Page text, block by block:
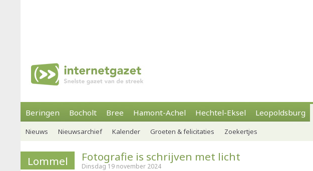
Beringen Bocholt Bree Hamont-Achel Hechtel-Eksel Leopoldsburg
Nieuws Nieuwsarchief Kalender Groeten & felicitaties Zoekertjes
Lommel Fotografie is schrijven met licht
Dinsdag 19 november 2024